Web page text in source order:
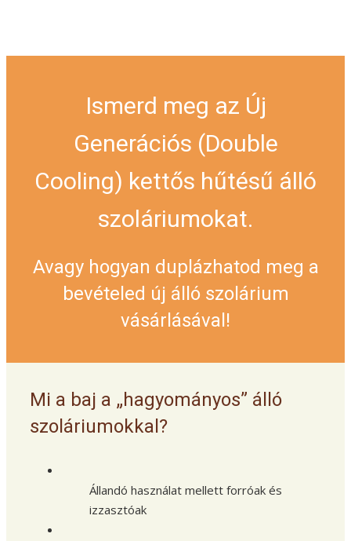
Ismerd meg az Új
Generációs (Double
Cooling) kettős hűtésű álló
szoláriumokat.
Avagy hogyan duplázhatod meg a
bevételed új álló szolárium
vásárlásával!
Mi a baj a „hagyományos” álló
szoláriumokkal?
Állandó használat mellett forróak és
izzasztóak